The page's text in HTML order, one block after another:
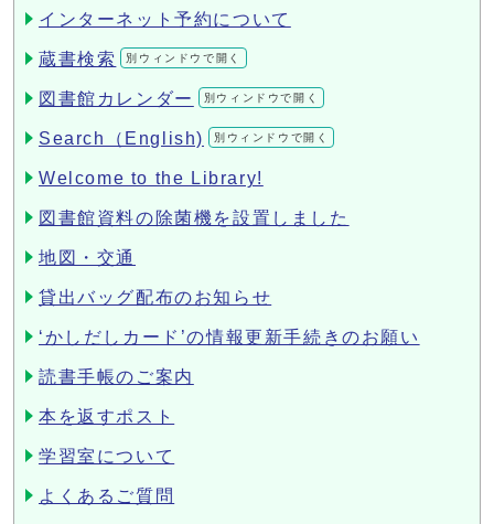
インターネット予約について
蔵書検索 別ウィンドウで開く
図書館カレンダー 別ウィンドウで開く
Search（English) 別ウィンドウで開く
Welcome to the Library!
図書館資料の除菌機を設置しました
地図・交通
貸出バッグ配布のお知らせ
‘かしだしカード’の情報更新手続きのお願い
読書手帳のご案内
本を返すポスト
学習室について
よくあるご質問